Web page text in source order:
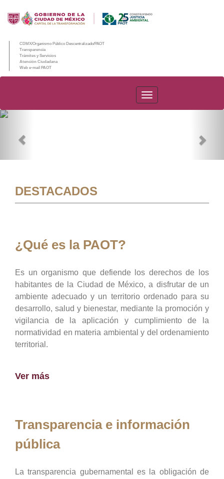
CDMX/Organismo Público Descentralizado/PAOT
Transparencia
Trámites y Servicios
Atención Ciudadana
Web e-mail PAOT
PAOT
DESTACADOS
¿Qué es la PAOT?
Es un organismo que defiende los derechos de los
habitantes de la Ciudad de México, a disfrutar de un
ambiente adecuado y un territorio ordenado para su
desarrollo, salud y bienestar, mediante la promoción y
vigilancia de la aplicación y cumplimiento de la
normatividad en materia ambiental y del ordenamiento
territorial.
Ver más
Transparencia e información
pública
La transparencia gubernamental es la obligación de